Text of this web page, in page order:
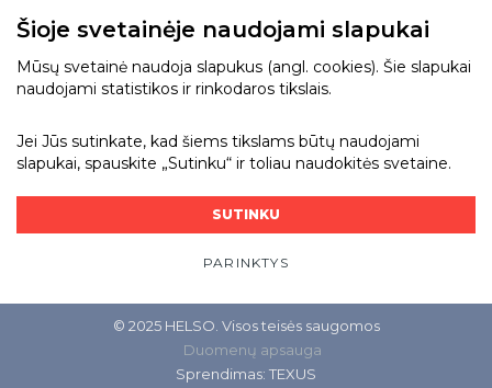
Telefonas:+370 5 215 0070
Adresas: Vilkpėdės g. 4, LT-03151, Vilnius
Bendraukime
© 2025 HELSO. Visos teisės saugomos
Duomenų apsauga
Sprendimas: TEXUS
Šioje svetainėje naudojami slapukai
Mūsų svetainė naudoja slapukus (angl. cookies). Šie slapukai
naudojami statistikos ir rinkodaros tikslais.
Jei Jūs sutinkate, kad šiems tikslams būtų naudojami
slapukai, spauskite „Sutinku“ ir toliau naudokitės svetaine.
SUTINKU
PARINKTYS